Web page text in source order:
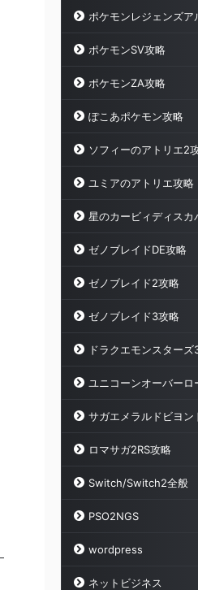
ポケモンレジェンズア
ポケモンSV攻略
ポケモンZA攻略
ぽこあポケモン攻略
ソフィーのアトリエ2
ユミアのアトリエ攻略
星のカービィディスカ
ゼノブレイドDE攻略
ゼノブレイド2攻略
ゼノブレイド3攻略
ドラクエモンスターズ
ユニコーンオーバーロ
サガエメラルドビヨン
ロマサガ2RS攻略
Switch/Switch2全般
PSO2NGS
wordpress
ネットビジネス